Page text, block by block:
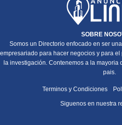
SOBRE
Somos un Directorio enfocado en ser
empresariado para hacer negocios y para
la investigación. Contenemos a la mayoria
pais.
Terminos y Condiciones
Siguenos en nuestra